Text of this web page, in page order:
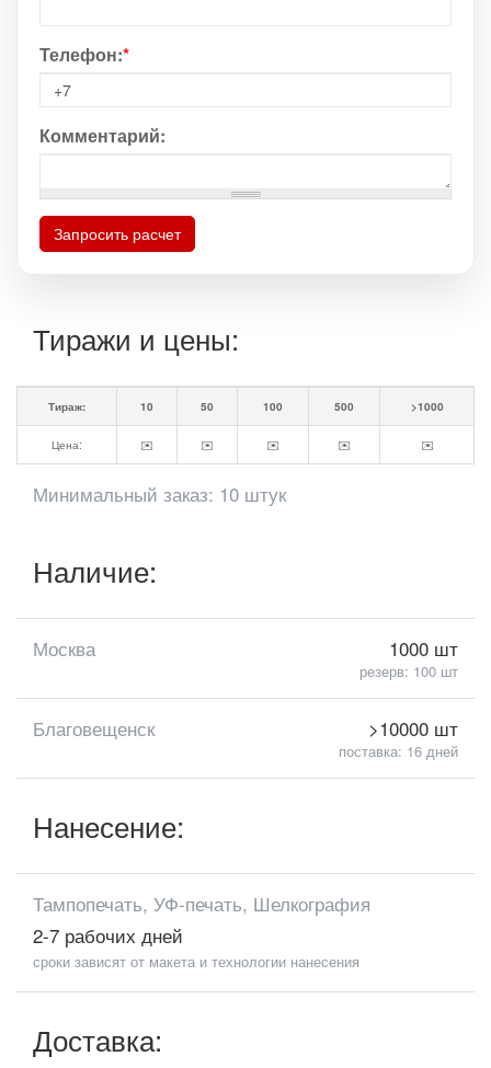
Телефон:*
Комментарий:
Запросить расчет
Тиражи и цены:
Тираж: 10 50 100 500 >1000
Цена: ✉️ ✉️ ✉️ ✉️ ✉️
Минимальный заказ: 10 штук
Наличие:
Москва 1000 шт
резерв: 100 шт
Благовещенск >10000 шт
поставка: 16 дней
Нанесение:
Тампопечать, УФ-печать, Шелкография
2-7 рабочих дней
сроки зависят от макета и технологии нанесения
Доставка: